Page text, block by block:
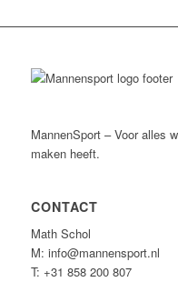
MannenSport – Voor alles
maken heeft.
CONTACT
Math Schol
M: info@mannensport.nl
T: +31 858 200 807